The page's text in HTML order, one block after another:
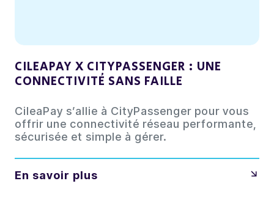
CILEAPAY X CITYPASSENGER : UNE
CONNECTIVITÉ SANS FAILLE
CileaPay s’allie à CityPassenger pour vous
offrir une connectivité réseau performante,
sécurisée et simple à gérer.
En savoir plus